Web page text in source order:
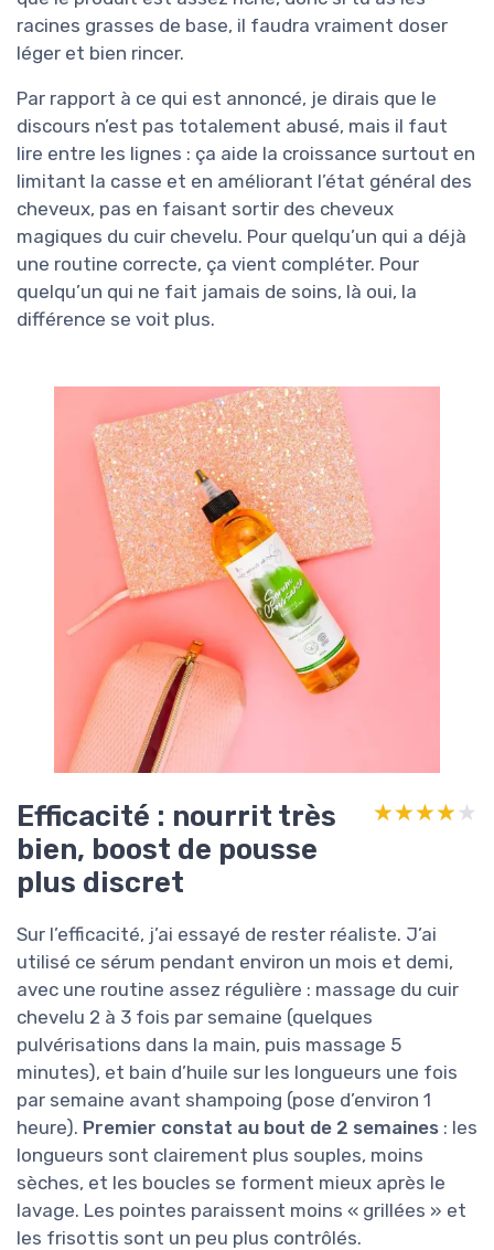
racines grasses de base, il faudra vraiment doser
léger et bien rincer.
Par rapport à ce qui est annoncé, je dirais que le
discours n’est pas totalement abusé, mais il faut
lire entre les lignes : ça aide la croissance surtout en
limitant la casse et en améliorant l’état général des
cheveux, pas en faisant sortir des cheveux
magiques du cuir chevelu. Pour quelqu’un qui a déjà
une routine correcte, ça vient compléter. Pour
quelqu’un qui ne fait jamais de soins, là oui, la
différence se voit plus.
Efficacité : nourrit très
bien, boost de pousse
plus discret
★★★★★
★★★★★
Sur l’efficacité, j’ai essayé de rester réaliste. J’ai
utilisé ce sérum pendant environ un mois et demi,
avec une routine assez régulière : massage du cuir
chevelu 2 à 3 fois par semaine (quelques
pulvérisations dans la main, puis massage 5
minutes), et bain d’huile sur les longueurs une fois
par semaine avant shampoing (pose d’environ 1
heure). Premier constat au bout de 2 semaines : les
longueurs sont clairement plus souples, moins
sèches, et les boucles se forment mieux après le
lavage. Les pointes paraissent moins « grillées » et
les frisottis sont un peu plus contrôlés.